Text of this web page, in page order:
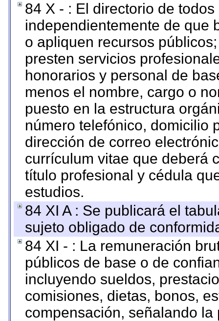
84 X - : El directorio de
independientemente de que
o apliquen recursos
presten servicios
honorarios y personal de
menos el nombre, cargo o
puesto en la estructura
número telefónico, domicilio
dirección de correo
currículum vitae que deberá
título profesional y cédula
estudios.
84 XI A : Se publicará el
sujeto obligado de
84 XI - : La remuneración
públicos de base o de
incluyendo sueldos,
comisiones, dietas, bonos,
compensación, señalando